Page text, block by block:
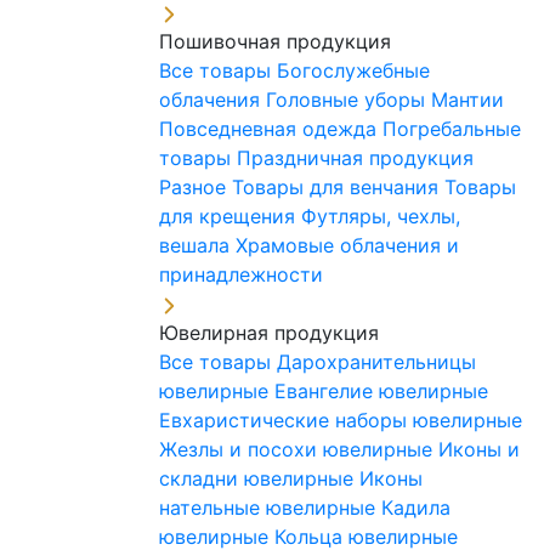
Пошивочная продукция
Все товары Богослужебные
облачения Головные уборы Мантии
Повседневная одежда Погребальные
товары Праздничная продукция
Разное Товары для венчания Товары
для крещения Футляры, чехлы,
вешала Храмовые облачения и
принадлежности
Ювелирная продукция
Все товары Дарохранительницы
ювелирные Евангелие ювелирные
Евхаристические наборы ювелирные
Жезлы и посохи ювелирные Иконы и
складни ювелирные Иконы
нательные ювелирные Кадила
ювелирные Кольца ювелирные